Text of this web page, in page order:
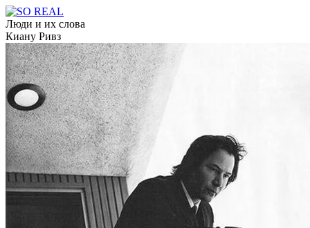
Люди и их слова
Киану Ривз